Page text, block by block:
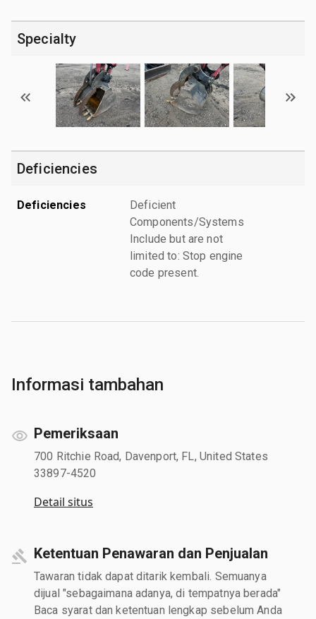
Specialty
Deficiencies
Deficiencies
Deficient
Components/Systems
Include but are not
limited to: Stop engine
code present.
Informasi tambahan
Pemeriksaan
700 Ritchie Road, Davenport, FL, United States
33897-4520
Detail situs
Ketentuan Penawaran dan Penjualan
Tawaran tidak dapat ditarik kembali. Semuanya
dijual "sebagaimana adanya, di tempatnya berada"
Baca syarat dan ketentuan lengkap sebelum Anda